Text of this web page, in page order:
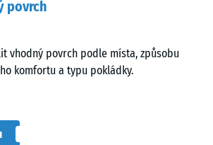
povrch
vhodný povrch podle místa, způsobu
komfortu a typu pokládky.